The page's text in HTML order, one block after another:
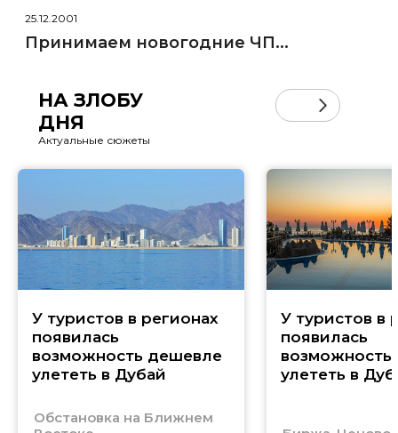
25.12.2001
Принимаем новогодние ЧП...
НА ЗЛОБУ
ДНЯ
Актуальные сюжеты
У туристов в регионах
появилась
возможность дешевле
улететь в Дубай
Обстановка на Ближнем
У туристов в
появилась
улететь в